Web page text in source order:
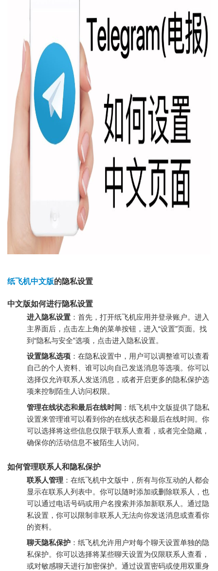
纸飞机中文版的隐私设置
中文版如何进行隐私设置
进入隐私设置 ：首先，打开纸飞机应用并登录账户。进入
主界面后，点击左上角的菜单按钮，进入“设置”页面。找
到“隐私与安全”选项，点击进入隐私设置。
设置隐私选项 ：在隐私设置中，用户可以调整谁可以查看
自己的个人资料、谁可以向自己发送消息等选项。你可以
选择仅允许联系人发送消息，或者开启更多的隐私保护选
项来控制陌生人访问权限。
管理在线状态和最后在线时间 ：纸飞机中文版提供了隐私
设置来管理谁可以看到你的在线状态和最后在线时间。你
可以选择将这些信息仅限于联系人查看，或者完全隐藏，
确保你的活动信息不被陌生人访问。
如何管理联系人和隐私保护
联系人管理 ：在纸飞机中文版中，所有与你互动的人都会
显示在联系人列表中。你可以随时添加或删除联系人，也
可以通过电话号码或用户名搜索并添加新联系人。通过隐
私设置，你可以限制非联系人无法向你发送消息或查看你
的资料。
聊天隐私保护 ：纸飞机允许用户对每个聊天设置单独的隐
私保护。你可以选择将某些聊天设置为仅限联系人查看，
或对敏感聊天进行加密保护。通过设置密码或使用双重身